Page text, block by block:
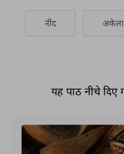
नींद
यह पाठ नीचे दिए